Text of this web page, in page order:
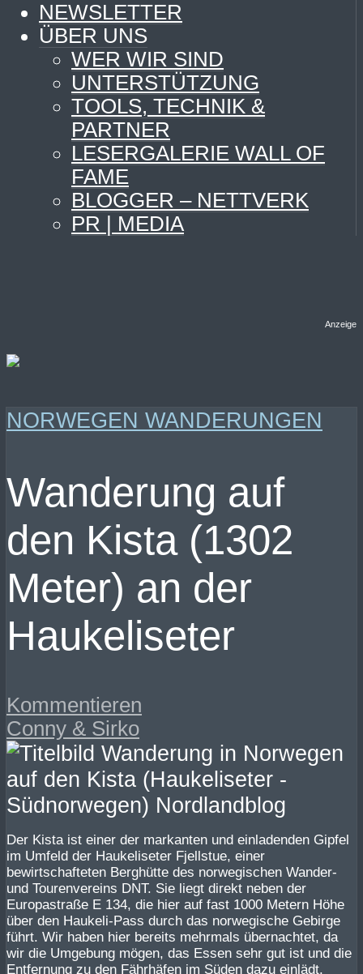
NEWSLETTER
ÜBER UNS
WER WIR SIND
UNTERSTÜTZUNG
TOOLS, TECHNIK &
PARTNER
LESERGALERIE WALL OF
FAME
BLOGGER – NETTVERK
PR | MEDIA
Anzeige
NORWEGEN WANDERUNGEN
Wanderung auf
den Kista (1302
Meter) an der
Haukeliseter
Kommentieren
Conny & Sirko
Der Kista ist einer der markanten und einladenden Gipfel
im Umfeld der Haukeliseter Fjellstue, einer
bewirtschafteten Berghütte des norwegischen Wander-
und Tourenvereins DNT. Sie liegt direkt neben der
Europastraße E 134, die hier auf fast 1000 Metern Höhe
über den Haukeli-Pass durch das norwegische Gebirge
führt. Wir haben hier bereits mehrmals übernachtet, da
wir die Umgebung mögen, das Essen sehr gut ist und die
Entfernung zu den Fährhäfen im Süden dazu einlädt.